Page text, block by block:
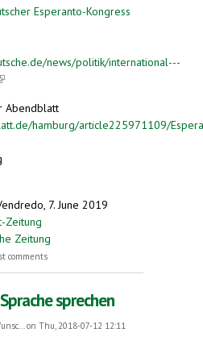
Esperanto-Kongress
news/politik/international---
is external)
Abendblatt
hamburg/article225971109/
7. June 2019
Zeitung
Zeitung
Kongress tagt in Neumünster
comments
sprechen
on Thu, 2018-07-12 12:11